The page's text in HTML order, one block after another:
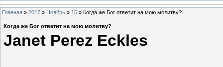
Главная » 2017 » Ноябрь » 15 » Когда же Бог ответит на мою молитву?
Когда же Бог ответит на мою молитву?
Janet Perez Eckles